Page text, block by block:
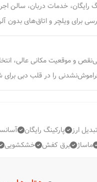
برای ویلچر و اتاق‌های بدون
و موقعیت مکانی عالی،
را در قلب دبی برای
ارز پارکینگ رایگان
ماساژ برق کفش خشکشویی